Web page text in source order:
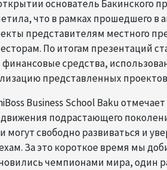
основатель Бакинского
что в рамках прошедшего в
представителям местного
По итогам презентаций
финансовые средства,
представленных
Business School Baku
подрастающего
могут свободно развиваться и
За это короткое время мы
чемпионами мира, один